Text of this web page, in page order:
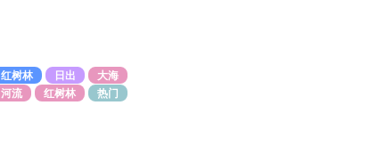
红树林 日出
大海
河流
红树林 热门